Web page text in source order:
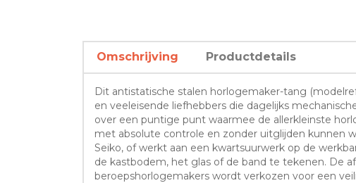
Omschrijving Productdetails
Dit antistatische stalen horlogemaker-tang
en veeleisende liefhebbers die dagelijks
over een puntige punt waarmee de allerkleinste
met absolute controle en zonder uitglijden kunnen
Seiko, of werkt aan een kwartsuurwerk op de
de kastbodem, het glas of de band te tekenen. De
beroepshorlogemakers wordt verkozen voor een